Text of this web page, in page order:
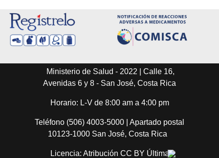
Ministerio de Salud - 2022 | Calle 16,
Avenidas 6 y 8 - San José, Costa Rica
Horario: L-V de 8:00 am a 4:00 pm
Teléfono (506) 4003-5000 | Apartado postal
10123-1000 San José, Costa Rica
Licencia: Atribución CC BY Última